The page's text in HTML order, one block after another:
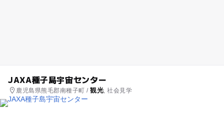
JAXA種子島宇宙センター
鹿児島県熊毛郡南種子町 /観光 , 社会見学